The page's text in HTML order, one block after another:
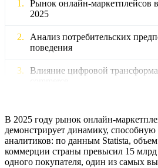
Рынок онлайн-маркетплейсов
2025
Анализ потребительских
поведения
Влияние цифровой
маркетплейсов в Швейцарии
Управление рисками и
Технологии и автоматизация
В 2025 году рынок онлайн-
демонстрирует динамику,
аналитиков: по данным Statista,
коммерции страны превысил 15 млрд
одного покупателя, один из самых